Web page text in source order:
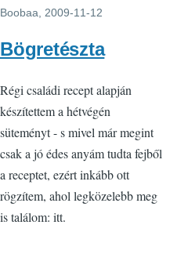
Boobaa , 2009-11-12
Bögretészta
Régi családi recept alapján
készítettem a hétvégén
süteményt - s mivel már megint
csak a jó édes anyám tudta fejből
a receptet, ezért inkább ott
rögzítem, ahol legközelebb meg
is találom: itt.